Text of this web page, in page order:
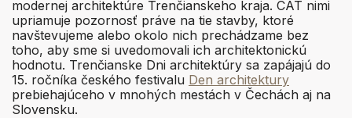
modernej architektúre Trenčianskeho kraja. CAT nimi
upriamuje pozornosť práve na tie stavby, ktoré
navštevujeme alebo okolo nich prechádzame bez
toho, aby sme si uvedomovali ich architektonickú
hodnotu. Trenčianske Dni architektúry sa zapájajú do
15. ročníka českého festivalu Den architektury
prebiehajúceho v mnohých mestách v Čechách aj na
Slovensku.